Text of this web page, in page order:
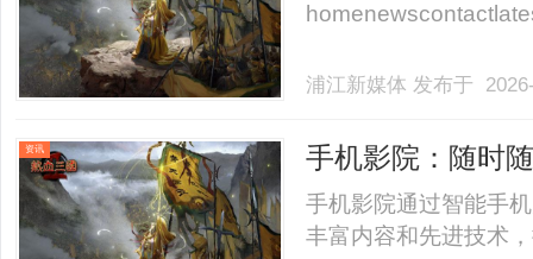
浦江新媒体 发布于
资讯 手机影院：随时
手机影院通过智能手
丰富内容和先进技术